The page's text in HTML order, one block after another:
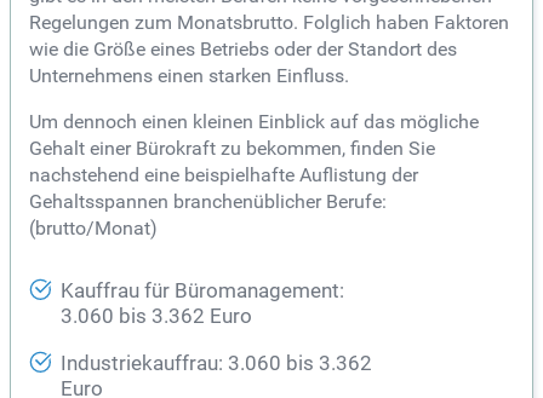
Regelungen zum Monatsbrutto. Folglich haben Faktoren
wie die Größe eines Betriebs oder der Standort des
Unternehmens einen starken Einfluss.
Um dennoch einen kleinen Einblick auf das mögliche
Gehalt einer Bürokraft zu bekommen, finden Sie
nachstehend eine beispielhafte Auflistung der
Gehaltsspannen branchenüblicher Berufe:
(brutto/Monat)
Kauffrau für Büromanagement:
3.060 bis 3.362 Euro
Industriekauffrau: 3.060 bis 3.362
Euro